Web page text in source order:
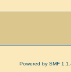
Powered by SMF